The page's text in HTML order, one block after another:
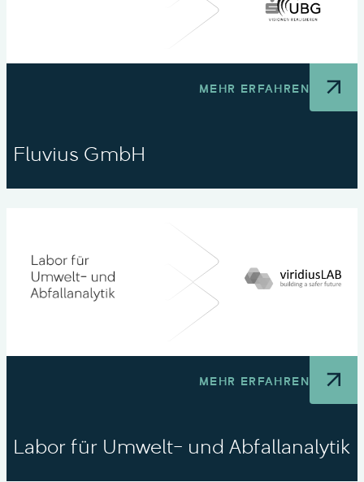
MEHR ERFAHREN
Fluvius GmbH
MEHR ERFAHREN
Labor für Umwelt- und Abfallanalytik